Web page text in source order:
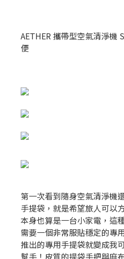
AETHER 攜帶型空氣清淨機
便
第一次看到隨身空氣清淨機
手提袋，就是希望旅人可以
本身也算是一台小家電，這
需要一個非常服貼穩定的專
推出的專用手提袋就變成我